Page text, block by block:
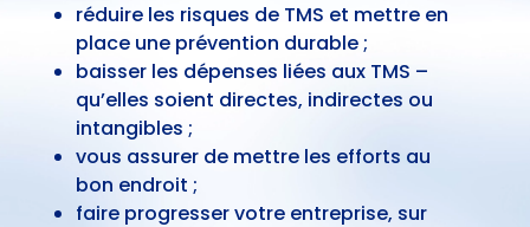
réduire les risques de TMS et mettre en
place une prévention durable ;
baisser les dépenses liées aux TMS –
qu’elles soient directes, indirectes ou
intangibles ;
vous assurer de mettre les efforts au
bon endroit ;
faire progresser votre entreprise, sur